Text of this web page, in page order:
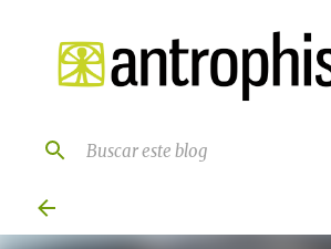
Ir al contenido principal